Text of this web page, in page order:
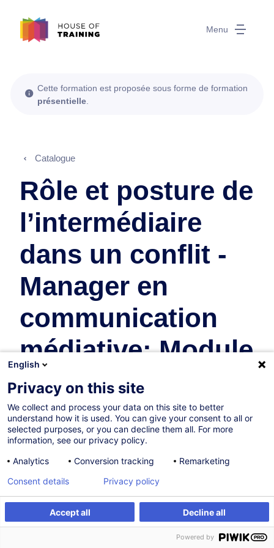
Menu
Être alerté Formation sur mesure
Cette formation est proposée sous forme de formation
présentielle
Catalogue
Rôle et posture de
l’intermédiaire
dans un conflit -
Manager en
communication
médiative: Module
4
Ressources Humaines
En collaboration avec:
English
Privacy on this site
We collect and process your data on this site to better
understand how it is used. You can give your consent to all or
selected purposes, or you can decline them all. For more
information, see our privacy policy.
Analytics
Conversion tracking Remarketing
Accept all Decline all
Consent details Privacy policy
Powered by